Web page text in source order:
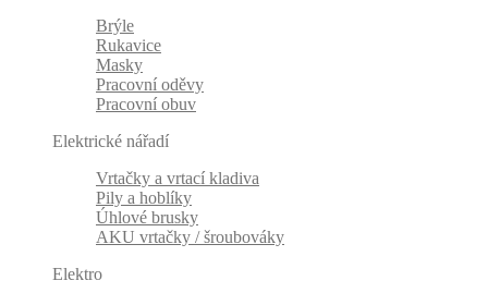
Brýle
Rukavice
Masky
Pracovní oděvy
Pracovní obuv
Elektrické nářadí
Vrtačky a vrtací kladiva
Pily a hoblíky
Úhlové brusky
AKU vrtačky / šroubováky
Elektro